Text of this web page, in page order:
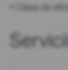
• Clasa de